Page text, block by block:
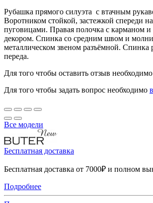
Рубашка прямого силуэта с втачным
Воротником стойкой, застежкой спереди
пуговицами. Правая полочка с карманом
декором. Спинка со средним швом и
металлическом звеном разъёмной. Спинка
переда.
Для того чтобы оставить отзыв необходимо
Для того чтобы задать вопрос необходимо
Все модели
Бесплатная доставка
Бесплатная доставка от 7000₽ и полном
Подробнее